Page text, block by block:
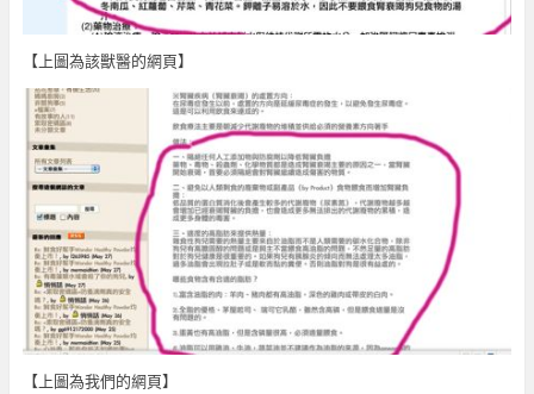
【上圖為該獸醫的網頁】
【上圖為我們的網頁】